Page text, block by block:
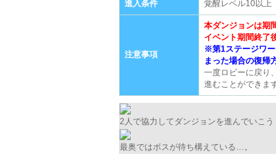
進入条件 覚醒レベル10以上
注意事項
本ダンジョンは期
イベント期間終了
※第1ステージワー
まった場合の復帰
一度ロビーに戻り
進むことができます
2人で協力してダンジョンを進んでいこう
最奥ではボスが待ち構えている…。